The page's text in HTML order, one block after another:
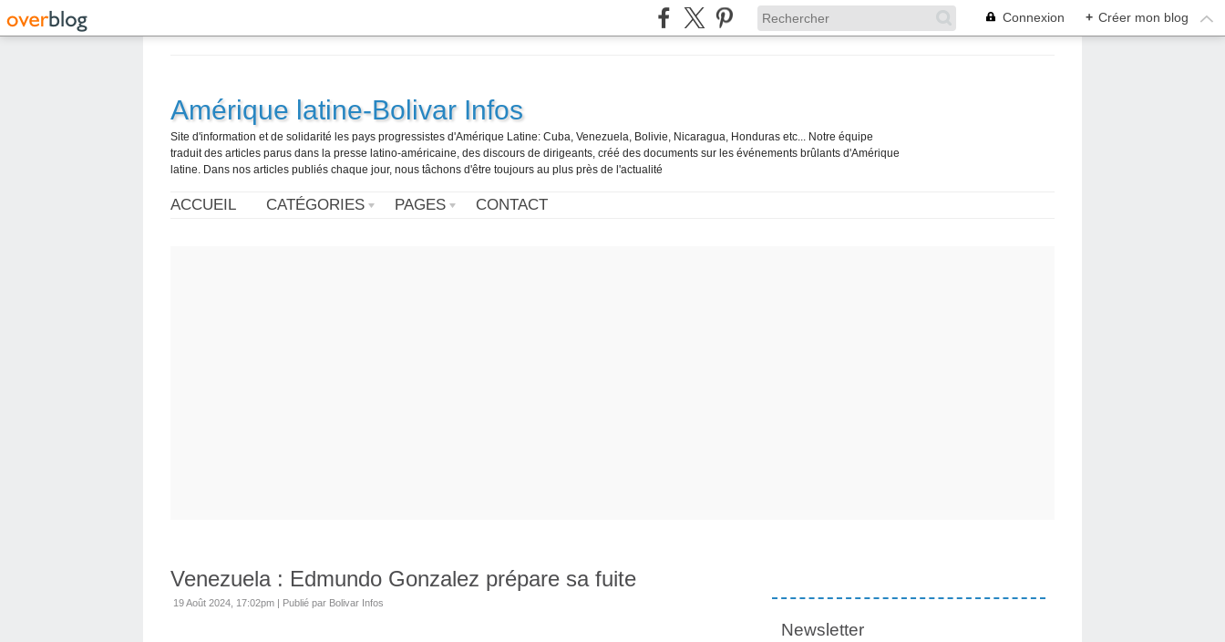
Connexion + Créer mon blog
Amérique latine-Bolivar Infos
Site d'information et de solidarité les pays progressistes d'Amérique Latine: Cuba, Venezuela, Bolivie, Nicaragua, Honduras etc... Notre équipe
traduit des articles parus dans la presse latino-américaine, des discours de dirigeants, créé des documents sur les événements brûlants d'Amérique
latine. Dans nos articles publiés chaque jour, nous tâchons d'être toujours au plus près de l'actualité
ACCUEIL CATÉGORIES PAGES CONTACT
Venezuela : Edmundo Gonzalez prépare sa fuite
19 Août 2024, 17:02pm | Publié par Bolivar Infos
Newsletter